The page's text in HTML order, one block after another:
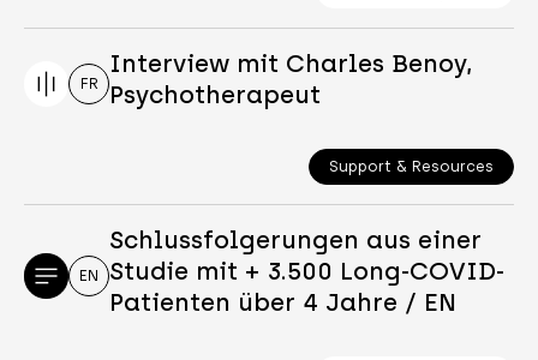
FR
Interview mit Charles Benoy,
Psychotherapeut
Support & Resources
EN
Schlussfolgerungen aus einer
Studie mit + 3.500 Long-COVID-
Patienten über 4 Jahre / EN